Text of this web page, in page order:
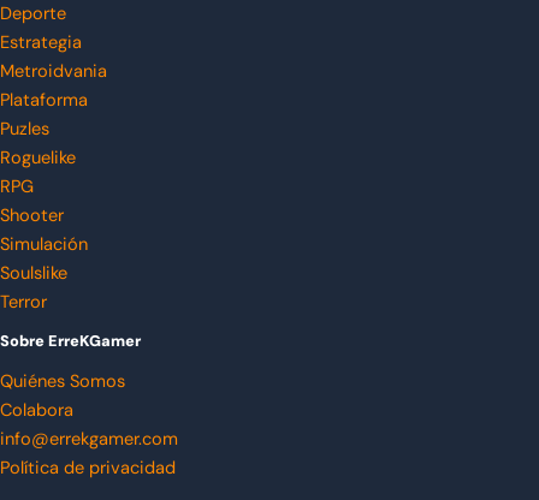
Deporte
Estrategia
Metroidvania
Plataforma
Puzles
Roguelike
RPG
Shooter
Simulación
Soulslike
Terror
Sobre ErreKGamer
Quiénes Somos
Colabora
info@errekgamer.com
Política de privacidad